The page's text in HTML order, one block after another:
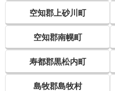
空知郡上砂川町
空知郡南幌町
寿都郡黒松内町
島牧郡島牧村